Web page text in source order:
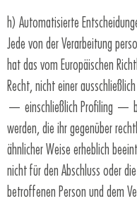
h) Automatisierte
Jede von der Verarbeitung
hat das vom Europäischen
Recht, nicht einer
— einschließlich Profiling —
werden, die ihr gegenüber
ähnlicher Weise erheblich
nicht für den Abschluss oder
betroffenen Person und dem